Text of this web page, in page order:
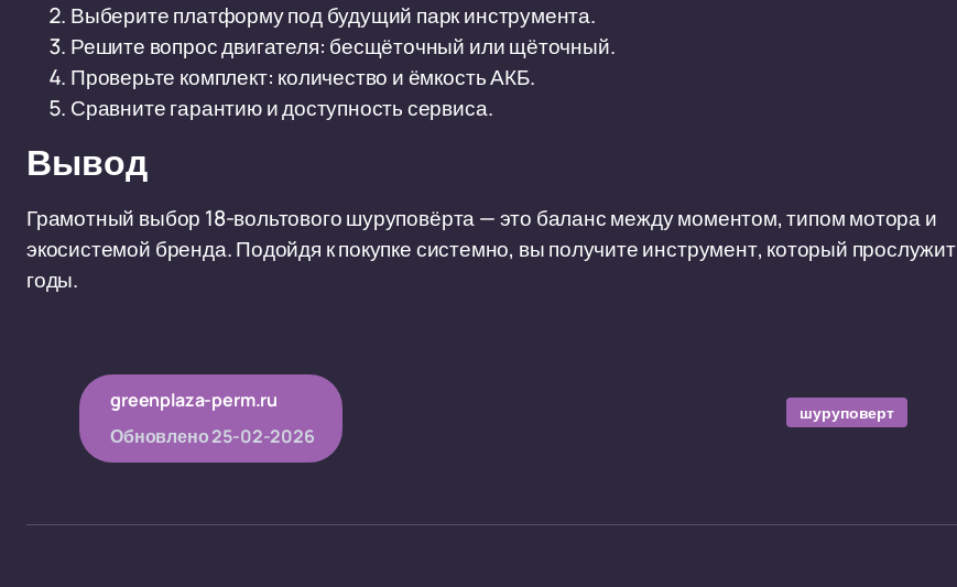
Выберите платформу под будущий парк инструмента.
Решите вопрос двигателя: бесщёточный или щёточный.
Проверьте комплект: количество и ёмкость АКБ.
Сравните гарантию и доступность сервиса.
Вывод
Грамотный выбор 18-вольтового шуруповёрта — это баланс между моментом, типом мотора и
экосистемой бренда. Подойдя к покупке системно, вы получите инструмент, который прослужит
годы.
greenplaza-perm.ru
Обновлено25-02-2026
шуруповерт